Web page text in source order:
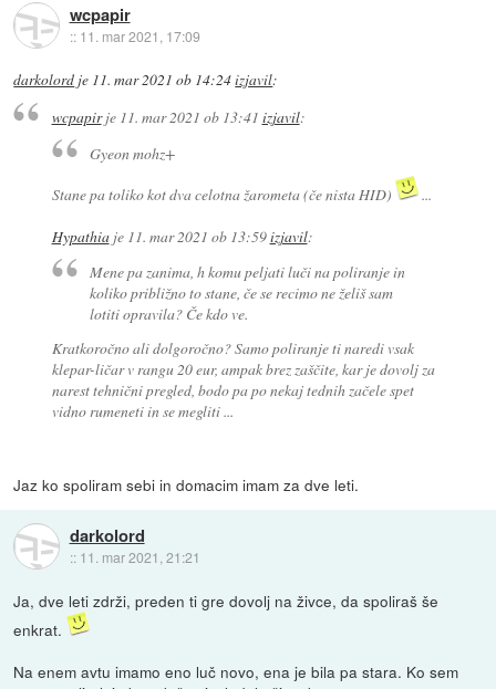
wcpapir
:: 11. mar 2021, 17:09
darkolord je 11. mar 2021 ob 14:24izjavil:
wcpapirje 11. mar 2021 ob 13:41 izjavil:
Gyeon mohz+
Stane pa toliko kot dva celotna žarometa (če nista HID)
...
Hypathiaje 11. mar 2021 ob 13:59izjavil:
Mene pa zanima, h komu peljati luči na poliranje in
koliko približno to stane, če se recimo ne želiš sam
lotiti opravila? Če kdo ve.
Kratkoročno ali dolgoročno? Samo poliranje ti naredi vsak
klepar-ličar v rangu 20 eur, ampak brez zaščite, kar je dovolj za
narest tehnični pregled, bodo pa po nekaj tednih začele spet
vidno rumeneti in se megliti ...
Jaz ko spoliram sebi in domacim imam za dve leti.
darkolord
:: 11. mar 2021, 21:21
Ja, dve leti zdrži, preden ti gre dovolj na živce, da spoliraš še
enkrat.
Na enem avtu imamo eno luč novo, ena je bila pa stara. Ko sem